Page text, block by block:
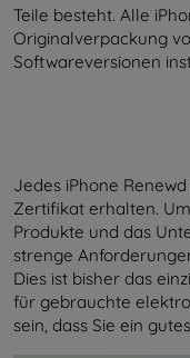
Teile besteht. Alle
Originalverpackung
Softwareversionen
Jedes iPhone
Zertifikat erhalten.
Produkte und das
strenge
Dies ist bisher das
für gebrauchte
sein, dass Sie ein